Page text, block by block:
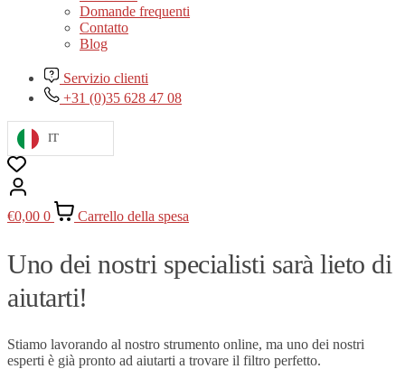
Domande frequenti
Contatto
Blog
Servizio clienti
+31 (0)35 628 47 08
IT
€0,00 0 Carrello della spesa
Uno dei nostri specialisti sarà lieto di
aiutarti!
Stiamo lavorando al nostro strumento online, ma uno dei nostri
esperti è già pronto ad aiutarti a trovare il filtro perfetto.